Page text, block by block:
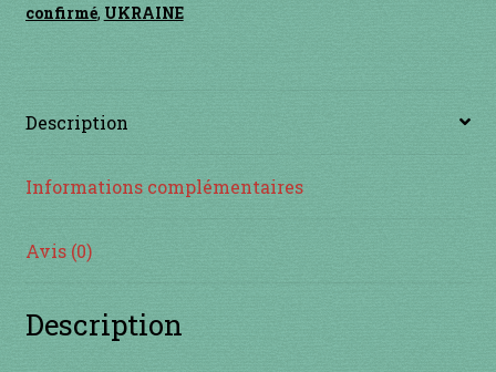
GUIMBARDES
je suis confirmé
je suis débutant
Liens
Mon Compte
confirmé, UKRAINE
Description
Informations complémentaires
Avis (0)
Description